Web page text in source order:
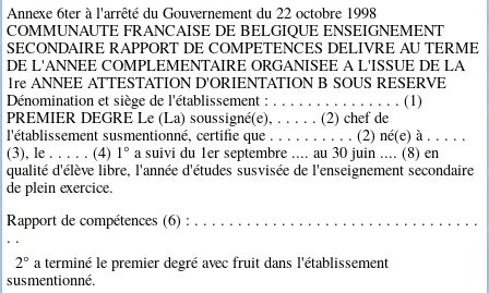
Annexe 6ter à l'arrêté du Gouvernement du 22 octobre 1998
COMMUNAUTE FRANCAISE DE BELGIQUE ENSEIGNEMENT
SECONDAIRE RAPPORT DE COMPETENCES DELIVRE AU TERME
DE L'ANNEE COMPLEMENTAIRE ORGANISEE A L'ISSUE DE LA
1re ANNEE ATTESTATION D'ORIENTATION B SOUS RESERVE
Dénomination et siège de l'établissement : . . . . . . . . . . . . . . . (1)
PREMIER DEGRE Le (La) soussigné(e), . . . . . (2) chef de
l'établissement susmentionné, certifie que . . . . . . . . . . (2) né(e) à . . . . .
(3), le . . . . . (4) 1° a suivi du 1er septembre .... au 30 juin .... (8) en
qualité d'élève libre, l'année d'études susvisée de l'enseignement secondaire
de plein exercice.
Rapport de compétences (6) : . . . . . . . . . . . . . . . . . . . . . . . . . . . . . . . . .
. .
2° a terminé le premier degré avec fruit dans l'établissement
susmentionné.